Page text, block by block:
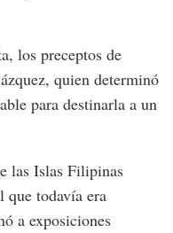
los preceptos de
quien determinó
para destinarla a un
las Islas Filipinas
que todavía era
a exposiciones